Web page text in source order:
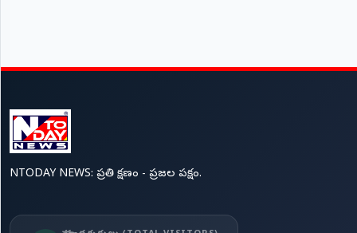
NTODAY NEWS: ప్రతి క్షణం - ప్రజల పక్షం.